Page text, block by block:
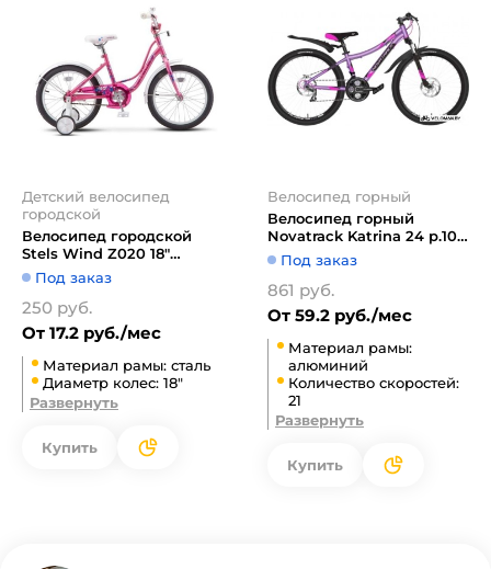
Детский велосипед
городской
Велосипед городской
Stels Wind Z020 18"
(розовый, 2020)
Под заказ
250 руб.
От 17.2 руб./мес
Материал рамы: сталь
Диаметр колес: 18"
Развернуть
Купить
Велосипед горный
Велосипед горный
Novatrack Katrina 24 р.10
2020 (фиолетовый)
Под заказ
861 руб.
От 59.2 руб./мес
Материал рамы:
алюминий
Количество скоростей:
21
Развернуть
Купить